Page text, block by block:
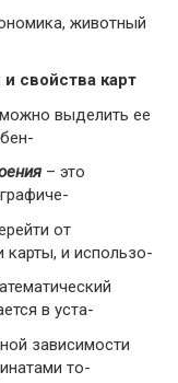
животный
свойства карт
выделить ее
– это
от
карты, и использо-
в уста-
зависимости
то-